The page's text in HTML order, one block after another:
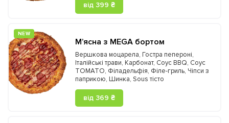
від 399 ₴
NEW
М’ясна з MEGA бортом
Вершкова моцарела, Гостра пепероні,
Італійські трави, Карбонат, Соус BBQ, Соус
TOMATO, Філадельфія, Філе-гриль, Чіпси з
паприкою, Шинка, Sous тісто
від 369 ₴